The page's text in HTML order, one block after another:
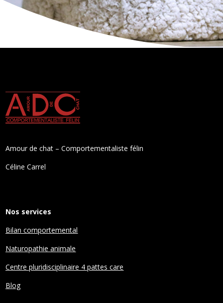
Amour de chat – Comportementaliste félin
Céline Carrel
Nos services
Bilan comportemental
Naturopathie animale
Centre pluridisciplinaire 4 pattes care
Blog